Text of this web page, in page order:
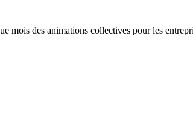
des animations collectives pour les